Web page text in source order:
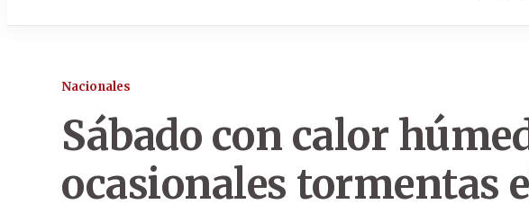
Nacionales
Sábado con calor
ocasionales tormentas